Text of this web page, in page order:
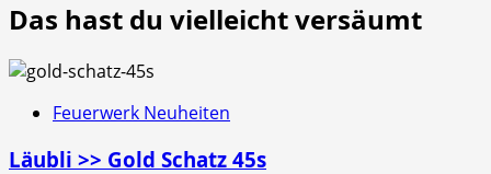
Das hast du vielleicht versäumt
Feuerwerk Neuheiten
Läubli >> Gold Schatz 45s